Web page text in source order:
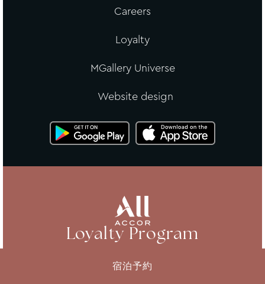
Careers
Loyalty
MGallery Universe
Website design
Loyalty Program
Unexpected experiences, generous benefits
宿泊予約